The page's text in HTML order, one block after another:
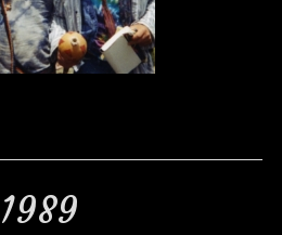
1989